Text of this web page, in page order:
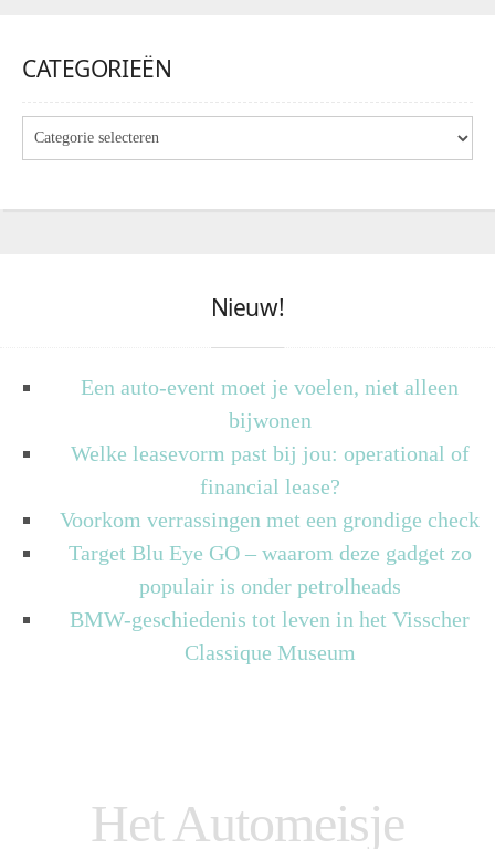
CATEGORIEËN
Nieuw!
Een auto-event moet je voelen, niet alleen
bijwonen
Welke leasevorm past bij jou: operational of
financial lease?
Voorkom verrassingen met een grondige check
Target Blu Eye GO – waarom deze gadget zo
populair is onder petrolheads
BMW-geschiedenis tot leven in het Visscher
Classique Museum
Het Automeisje